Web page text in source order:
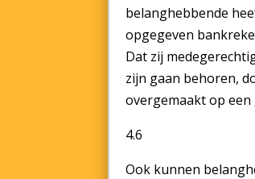
belanghebbende
opgegeven
Dat zij
zijn gaan behoren,
overgemaakt op
4.6
Ook kunnen